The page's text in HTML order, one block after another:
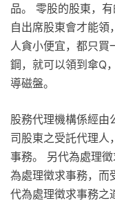
品。 零股的股東，
自出席股東會才能領
人貪小便宜，都只買
鋼，就可以領到傘Q
導磁盤。
股務代理機構係經由
司股東之受託代理人
事務。 另代為處理
為處理徵求事務，而
代為處理徵求事務之